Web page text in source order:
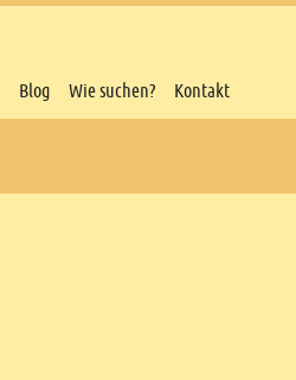
Blog Wie suchen? Kontakt